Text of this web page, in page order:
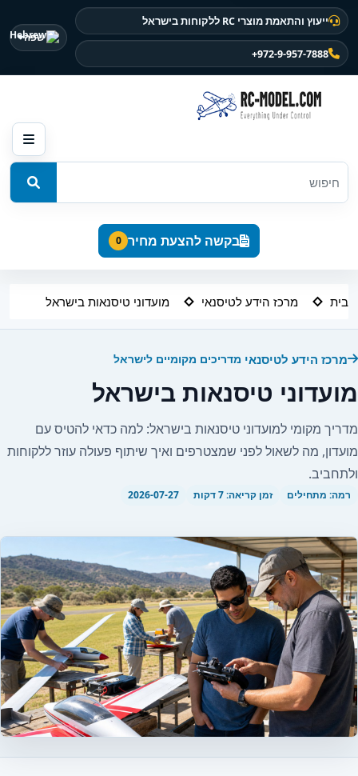
ייעוץ והתאמת מוצרי RC ללקוחות בישראל
+972-9-957-7888
שפה
בקשה להצעת מחיר 0
בית מרכז הידע לטיסנאי מועדוני טיסנאות בישראל
מרכז הידע לטיסנאי מדריכים מקומיים לישראל
מועדוני טיסנאות בישראל
מדריך מקומי למועדוני טיסנאות בישראל: למה כדאי להטיס עם
מועדון, מה לשאול לפני שמצטרפים ואיך שיתוף פעולה עוזר ללקוחות
ולתחביב.
רמה: מתחילים זמן קריאה: 7 דקות 2026-07-27